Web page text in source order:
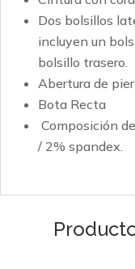
Dos bolsillos
incluyen un
bolsillo trasero.
Abertura de
Bota Recta
Composición
/ 2% spandex.